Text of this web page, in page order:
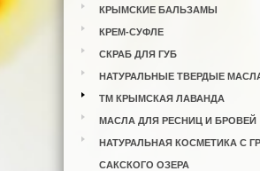
КРЫМСКИЕ БАЛЬЗАМЫ
КРЕМ-СУФЛЕ
СКРАБ ДЛЯ ГУБ
НАТУРАЛЬНЫЕ ТВЕРДЫЕ
ТМ КРЫМСКАЯ ЛАВАНДА
МАСЛА ДЛЯ РЕСНИЦ И БРОВЕЙ
НАТУРАЛЬНАЯ КОСМЕТИКА С
САКСКОГО ОЗЕРА